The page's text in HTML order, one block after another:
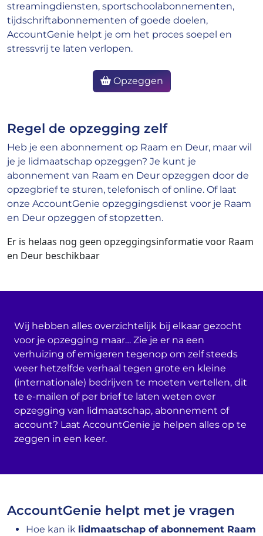
streamingdiensten, sportschoolabonnementen,
tijdschriftabonnementen of goede doelen,
AccountGenie helpt je om het proces soepel en
stressvrij te laten verlopen.
Opzeggen
Regel de opzegging zelf
Heb je een abonnement op Raam en Deur, maar wil
je je lidmaatschap opzeggen? Je kunt je
abonnement van Raam en Deur opzeggen door de
opzegbrief te sturen, telefonisch of online. Of laat
onze AccountGenie opzeggingsdienst voor je Raam
en Deur opzeggen of stopzetten.
Er is helaas nog geen opzeggingsinformatie voor Raam
en Deur beschikbaar
Wij hebben alles overzichtelijk bij elkaar gezocht
voor je opzegging maar… Zie je er na een
verhuizing of emigeren tegenop om zelf steeds
weer hetzelfde verhaal tegen grote en kleine
(internationale) bedrijven te moeten vertellen, dit
te e-mailen of per brief te laten weten over
opzegging van lidmaatschap, abonnement of
account? Laat AccountGenie je helpen alles op te
zeggen in een keer.
AccountGenie helpt met je vragen
Hoe kan ik lidmaatschap of abonnement Raam